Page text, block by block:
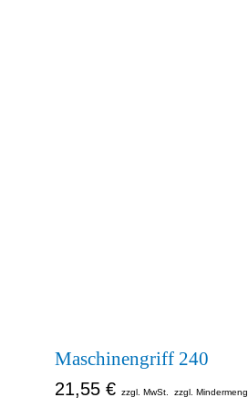
Maschinengriff 240
21,55 € zzgl. MwSt. zzgl.